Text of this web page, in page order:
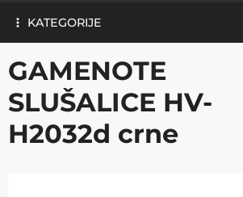
KATEGORIJE
GAMENOTE
SLUŠALICE HV-
H2032d crne